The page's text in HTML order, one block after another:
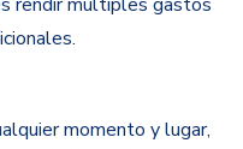
momento y lugar,